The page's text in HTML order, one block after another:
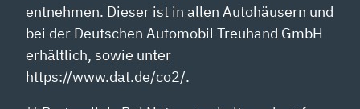
entnehmen. Dieser ist in allen Autohäusern und
bei der Deutschen Automobil Treuhand GmbH
erhältlich, sowie unter
https://www.dat.de/co2/.